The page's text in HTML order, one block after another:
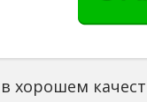
хорошем